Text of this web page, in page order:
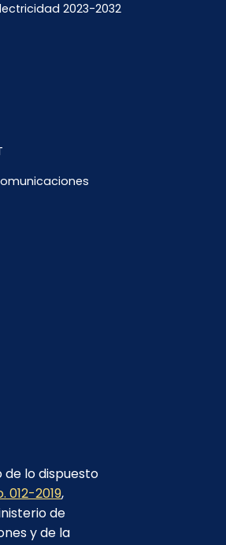
2023-2032
de lo dispuesto
012-2019,
de
y de la